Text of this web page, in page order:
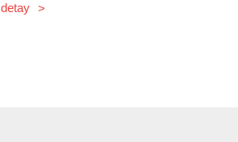
detay >